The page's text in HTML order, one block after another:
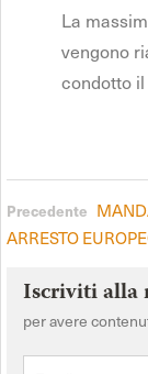
La
vengono
condotto
Precedente
ARRESTO
Iscriviti alla
per avere